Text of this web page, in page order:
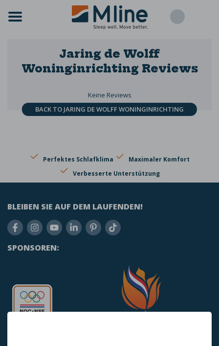
Jaring de Wolff
Woninginrichting Reviews
Keine Reviews
BACK TO JARING DE WOLFF WONINGINRICHTING
Perfektes Schlafklima
Maximaler Komfort
Verbesserte Unterstützung
BLEIBEN SIE AUF DEM LAUFENDEN!
SPONSOREN: